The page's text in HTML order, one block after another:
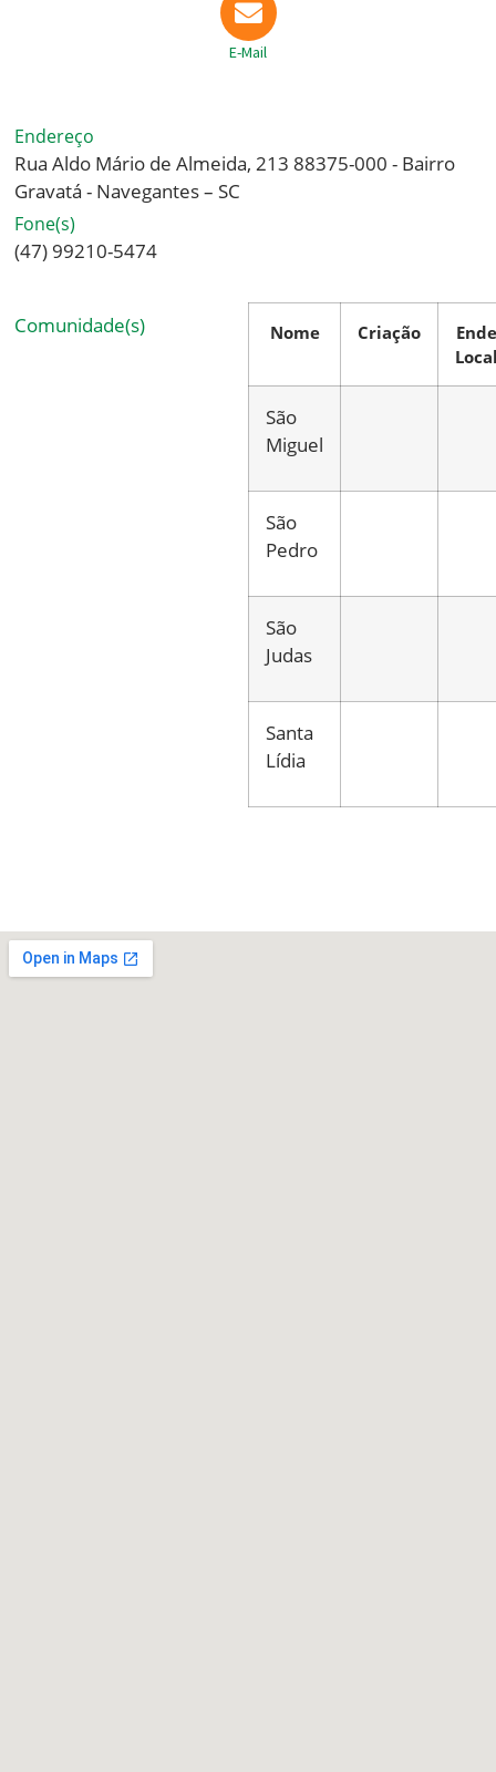
E-Mail
Endereço
Rua Aldo Mário de Almeida, 213 88375-000 - Bairro
Gravatá - Navegantes – SC
Fone(s)
(47) 99210-5474
Comunidade(s) Nome Criação
São
Miguel
São
Pedro
São
Judas
Santa
Lídia